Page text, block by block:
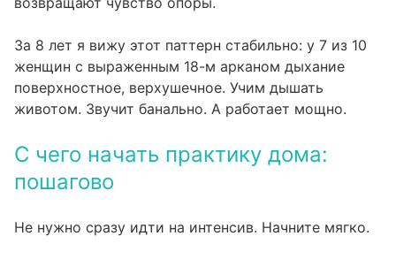
За 8 лет я вижу этот паттерн стабильно: у 7 из 10
женщин с выраженным 18-м арканом дыхание
поверхностное, верхушечное. Учим дышать
животом. Звучит банально. А работает мощно.
С чего начать практику дома:
пошагово
Не нужно сразу идти на интенсив. Начните мягко.